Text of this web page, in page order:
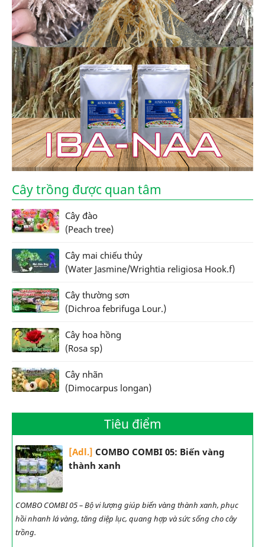
Cây trồng được quan tâm
Cây đào
(Peach tree)
Cây mai chiếu thủy
(Water Jasmine/Wrightia religiosa Hook.f)
Cây thường sơn
(Dichroa febrifuga Lour.)
Cây hoa hồng
(Rosa sp)
Cây nhãn
(Dimocarpus longan)
Tiêu điểm
[Adl.] COMBO COMBI 05: Biến vàng
thành xanh
COMBO COMBI 05 – Bộ vi lượng giúp biến vàng thành xanh, phục
hồi nhanh lá vàng, tăng diệp lục, quang hợp và sức sống cho cây
trồng.